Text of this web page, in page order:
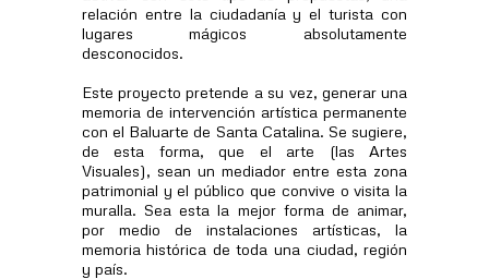
relación entre la ciudadanía y el turista con
lugares mágicos absolutamente
desconocidos.
Este proyecto pretende a su vez, generar una
memoria de intervención artística permanente
con el Baluarte de Santa Catalina. Se sugiere,
de esta forma, que el arte (las Artes
Visuales), sean un mediador entre esta zona
patrimonial y el público que convive o visita la
muralla. Sea esta la mejor forma de animar,
por medio de instalaciones artísticas, la
memoria histórica de toda una ciudad, región
y país.